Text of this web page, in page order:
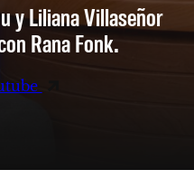
y Liliana Villaseñor
Rana Fonk.